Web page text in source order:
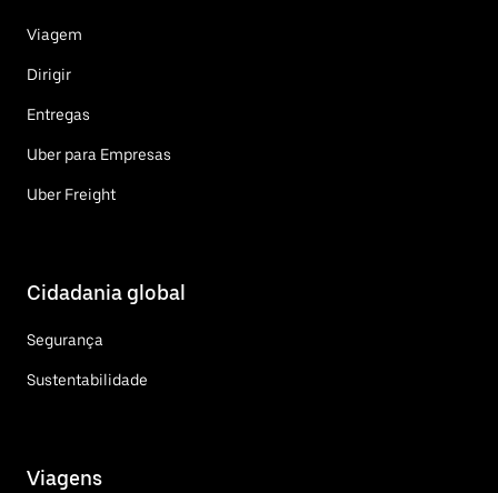
Viagem
Dirigir
Entregas
Uber para Empresas
Uber Freight
Cidadania global
Segurança
Sustentabilidade
Viagens